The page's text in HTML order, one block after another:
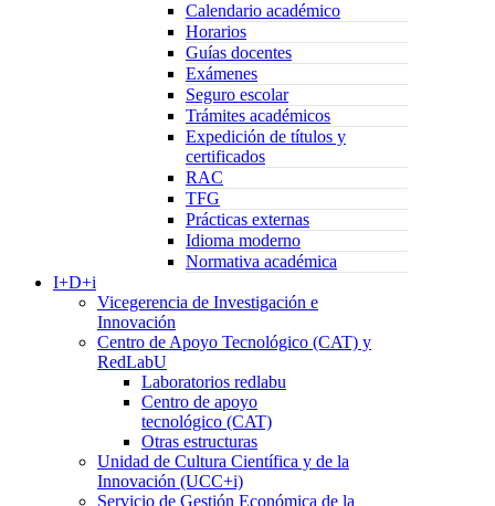
Calendario académico
Horarios
Guías docentes
Exámenes
Seguro escolar
Trámites académicos
Expedición de títulos y
certificados
RAC
TFG
Prácticas externas
Idioma moderno
Normativa académica
I+D+i
Vicegerencia de Investigación e
Innovación
Centro de Apoyo Tecnológico (CAT) y
RedLabU
Laboratorios redlabu
Centro de apoyo
tecnológico (CAT)
Otras estructuras
Unidad de Cultura Científica y de la
Innovación (UCC+i)
Servicio de Gestión Económica de la